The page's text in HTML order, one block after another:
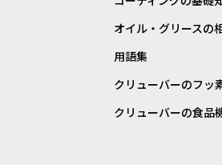
オイル・グリースの
用語集
クリューバーのフッ
クリューバーの食品